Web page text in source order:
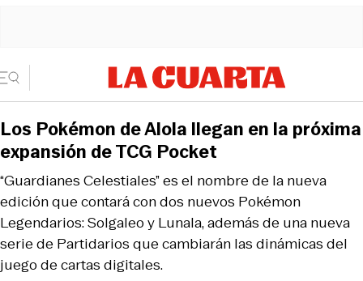
“Guardianes Celestiales” es el nombre de la nueva
edición que contará con dos nuevos Pokémon
Legendarios: Solgaleo y Lunala, además de una nueva
serie de Partidarios que cambiarán las dinámicas del
juego de cartas digitales.
Los Pokémon de Alola llegan en la próxima
expansión de TCG Pocket